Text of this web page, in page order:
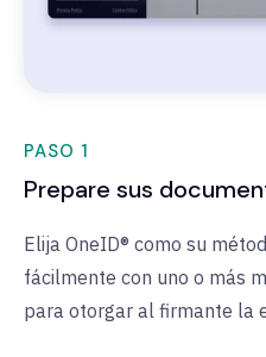
PASO 1
Prepare sus
Elija OneID® como su
fácilmente con uno o más
para otorgar al firmante la